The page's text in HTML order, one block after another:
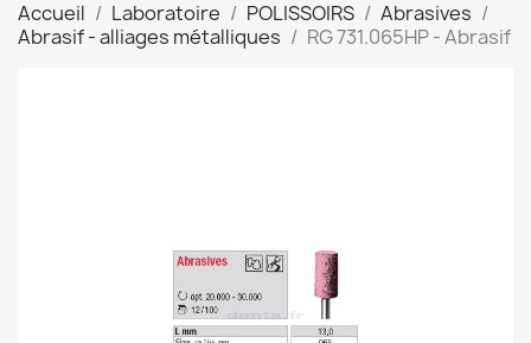
Accueil Laboratoire POLISSOIRS
Abrasives
Abrasif - alliages métalliques
RG 731.065HP - Abrasif